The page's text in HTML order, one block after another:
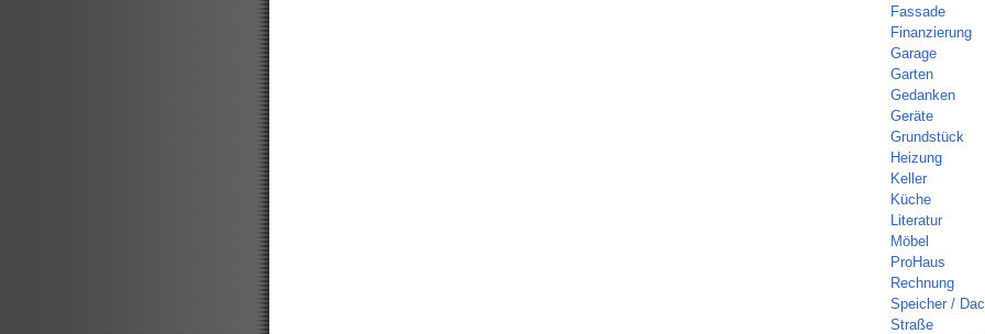
Fassade
Finanzierung
Garage
Garten
Gedanken
Geräte
Grundstück
Heizung
Keller
Küche
Literatur
Möbel
ProHaus
Rechnung
Speicher /
Straße